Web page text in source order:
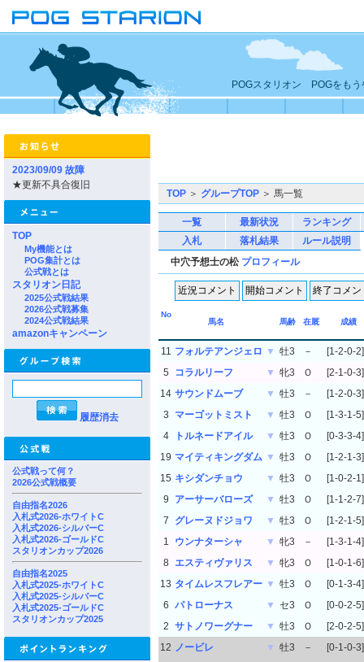
POGスタリオン POGをもう
2023/09/09 故障
★更新不具合復旧
TOP
My機能とは
POG集計とは
公式戦とは
スタリオン日記
2025公式戦結果
2026公式戦募集
2024公式戦結果
amazonキャンペーン
履歴消去
公式戦って何？
2026公式戦概要
自由指名2026
入札式2026-ホワイトC
入札式2026-シルバーC
入札式2026-ゴールドC
スタリオンカップ2026
自由指名2025
入札式2025-ホワイトC
入札式2025-シルバーC
入札式2025-ゴールドC
スタリオンカップ2025
TOP ＞ グループTOP ＞ 馬一覧
一覧 最新状況
ランキング
入札
落札結果
ルール説明
中穴予想士の松 プロフィール
No
馬名
馬齢 在厩 成績
11 フォルテアンジェロ ▼ 牡3 －
[1-2-0-2]
5
コラルリーフ ▼ 牝3 Ｏ
[2-1-0-3]
14 サウンドムーブ ▼ 牡3 －
[1-2-0-3]
3
マーゴットミスト ▼ 牡3 Ｏ
[1-3-1-5]
4
トルネードアイル ▼ 牡3 Ｏ
[0-3-3-4]
19 マイティキングダム ▼ 牡3 Ｏ
[1-2-1-3]
15 キシダンチョウ ▼ 牡3 Ｏ
[1-0-2-1]
9
アーサーバローズ ▼ 牡3 Ｏ
[1-1-2-7]
7
グレーヌドジョワ ▼ 牡3 Ｏ
[1-2-1-5]
1
ウンナターシャ ▼ 牝3 －
[1-3-1-4]
8
エスティヴァリス ▼ 牝3 Ｏ
[1-0-1-6]
13 タイムレスフレアー ▼ 牡3 Ｏ
[0-1-3-4]
6 パトローナス ▼ セ3 Ｏ
[0-0-2-5]
2 サトノワーグナー ▼ 牡3 Ｏ
[2-0-2-5]
12 ノービレ ▼ 牡3 －
[0-1-0-3]